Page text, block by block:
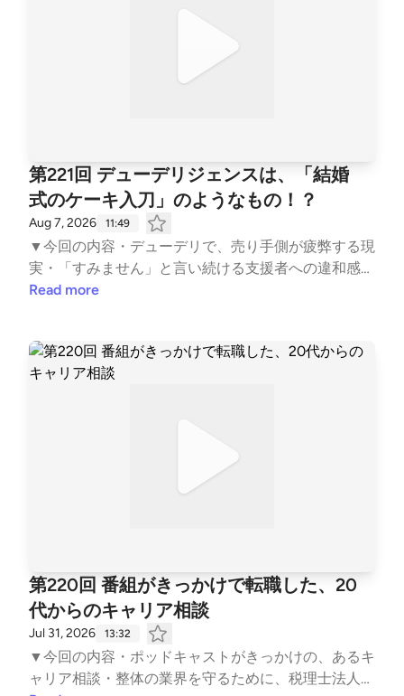
第221回 デューデリジェンスは、「結婚
式のケーキ入刀」のようなもの！？
Aug 7, 2026 11:49
▼今回の内容・デューデリで、売り手側が疲弊する現
実・「すみません」と言い続ける支援者への違和感・
デューデリは「買い手が売り手の粗を探す場」ではな
のか ▼公式サイトhttps://jmap-ma.com/ ▼コトトコ
ト『中小企業の問題を価値に変えるポッドキャスト編
Read more
第220回 番組がきっかけで転職した、20
代からのキャリア相談
Jul 31, 2026 13:32
▼今回の内容・ポッドキャストがきっかけの、あるキ
ャリア相談・整体の業界を守るために、税理士法人へ